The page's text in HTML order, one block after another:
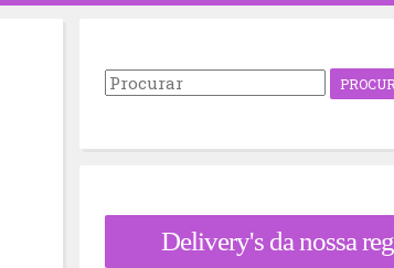
P
r
r
Delivery's da nossa